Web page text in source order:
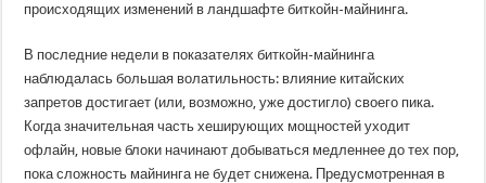
происходящих изменений в ландшафте биткойн-майнинга.
В последние недели в показателях биткойн-майнинга
наблюдалась большая волатильность: влияние китайских
запретов достигает (или, возможно, уже достигло) своего пика.
Когда значительная часть хеширующих мощностей уходит
офлайн, новые блоки начинают добываться медленнее до тех пор,
пока сложность майнинга не будет снижена. Предусмотренная в